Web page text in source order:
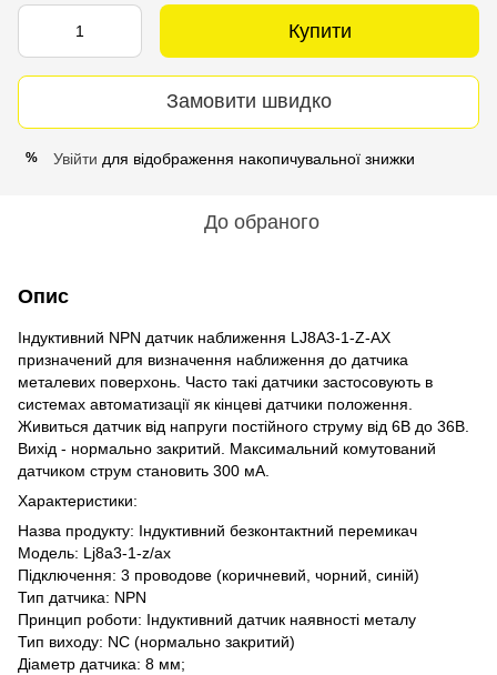
Купити
Замовити швидко
% Увійти для відображення накопичувальної знижки
До обраного
Опис
Індуктивний NPN датчик наближення LJ8A3-1-Z-AX
призначений для визначення наближення до датчика
металевих поверхонь. Часто такі датчики застосовують в
системах автоматизації як кінцеві датчики положення.
Живиться датчик від напруги постійного струму від 6В до 36В.
Вихід - нормально закритий. Максимальний комутований
датчиком струм становить 300 мА.
Характеристики:
Назва продукту: Індуктивний безконтактний перемикач
Модель: Lj8a3-1-z/ax
Підключення: 3 проводове (коричневий, чорний, синій)
Тип датчика: NPN
Принцип роботи: Індуктивний датчик наявності металу
Тип виходу: NC (нормально закритий)
Діаметр датчика: 8 мм;